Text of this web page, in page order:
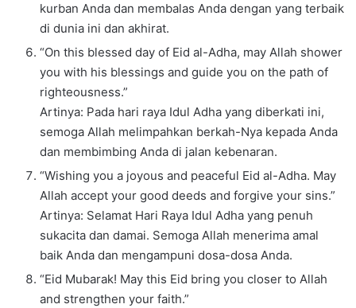
kurban Anda dan membalas Anda dengan yang terbaik
di dunia ini dan akhirat.
“On this blessed day of Eid al-Adha, may Allah shower
you with his blessings and guide you on the path of
righteousness.”
Artinya: Pada hari raya Idul Adha yang diberkati ini,
semoga Allah melimpahkan berkah-Nya kepada Anda
dan membimbing Anda di jalan kebenaran.
“Wishing you a joyous and peaceful Eid al-Adha. May
Allah accept your good deeds and forgive your sins.”
Artinya: Selamat Hari Raya Idul Adha yang penuh
sukacita dan damai. Semoga Allah menerima amal
baik Anda dan mengampuni dosa-dosa Anda.
“Eid Mubarak! May this Eid bring you closer to Allah
and strengthen your faith.”